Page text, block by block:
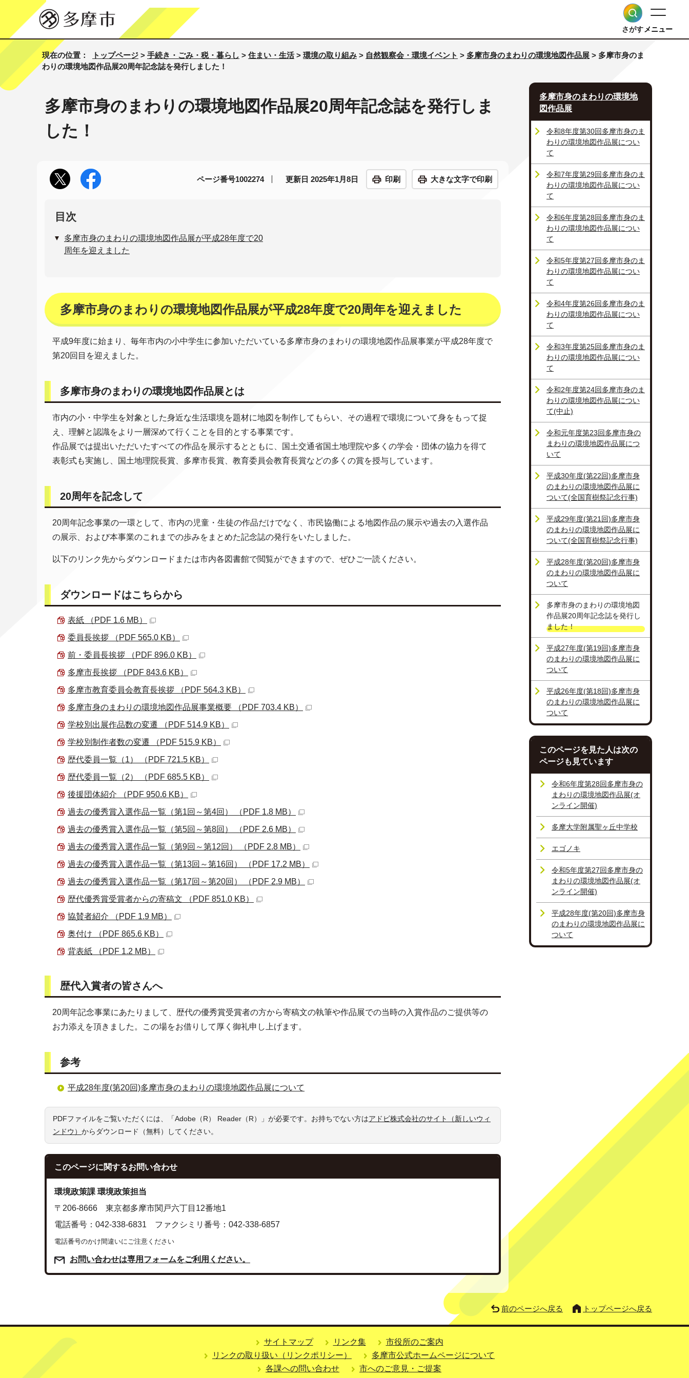
さがすメニュー
現在の位置： トップページ > 手続き・ごみ・税・暮らし > 住まい・生活> 環境の取り組み > 自然観察会・環境イベント > 多摩市身のまわりの環境地図作品展 > 多摩市身のま
わりの環境地図作品展20周年記念誌を発行しました！
多摩市身のまわりの環境地図作品展20周年記念誌を発行しま
した！
ページ番号1002274 更新日 2025年1月8日 印刷 大きな文字で印刷
目次
多摩市身のまわりの環境地図作品展が平成28年度で20
周年を迎えました
多摩市身のまわりの環境地図作品展が平成28年度で20周年を迎えました
平成9年度に始まり、毎年市内の小中学生に参加いただいている多摩市身のまわりの環境地図作品展事業が平成28年度で
第20回目を迎えました。
多摩市身のまわりの環境地図作品展とは
市内の小・中学生を対象とした身近な生活環境を題材に地図を制作してもらい、その過程で環境について身をもって捉
え、理解と認識をより一層深めて行くことを目的とする事業です。
作品展では提出いただいたすべての作品を展示するとともに、国土交通省国土地理院や多くの学会・団体の協力を得て
表彰式も実施し、国土地理院長賞、多摩市長賞、教育委員会教育長賞などの多くの賞を授与しています。
20周年を記念して
20周年記念事業の一環として、市内の児童・生徒の作品だけでなく、市民協働による地図作品の展示や過去の入選作品
の展示、および本事業のこれまでの歩みをまとめた記念誌の発行をいたしました。
以下のリンク先からダウンロードまたは市内各図書館で閲覧ができますので、ぜひご一読ください。
ダウンロードはこちらから
表紙 （PDF 1.6 MB）
委員長挨拶 （PDF 565.0 KB）
前・委員長挨拶 （PDF 896.0 KB）
多摩市長挨拶 （PDF 843.6 KB）
多摩市教育委員会教育長挨拶 （PDF 564.3 KB）
多摩市身のまわりの環境地図作品展事業概要 （PDF 703.4 KB）
学校別出展作品数の変遷 （PDF 514.9 KB）
学校別制作者数の変遷 （PDF 515.9 KB）
歴代委員一覧（1） （PDF 721.5 KB）
歴代委員一覧（2） （PDF 685.5 KB）
後援団体紹介 （PDF 950.6 KB）
過去の優秀賞入選作品一覧（第1回～第4回） （PDF 1.8 MB）
過去の優秀賞入選作品一覧（第5回～第8回） （PDF 2.6 MB）
過去の優秀賞入選作品一覧（第9回～第12回） （PDF 2.8 MB）
過去の優秀賞入選作品一覧（第13回～第16回） （PDF 17.2 MB）
過去の優秀賞入選作品一覧（第17回～第20回） （PDF 2.9 MB）
歴代優秀賞受賞者からの寄稿文 （PDF 851.0 KB）
協賛者紹介 （PDF 1.9 MB）
奥付け （PDF 865.6 KB）
背表紙 （PDF 1.2 MB）
歴代入賞者の皆さんへ
20周年記念事業にあたりまして、歴代の優秀賞受賞者の方から寄稿文の執筆や作品展での当時の入賞作品のご提供等の
お力添えを頂きました。この場をお借りして厚く御礼申し上げます。
参考
平成28年度(第20回)多摩市身のまわりの環境地図作品展について
PDFファイルをご覧いただくには、「Adobe（R） Reader（R）」が必要です。お持ちでない方はアドビ株式会社のサイト（新しいウィ
ンドウ） からダウンロード（無料）してください。
このページに関するお問い合わせ
環境政策課 環境政策担当
〒206-8666 東京都多摩市関戸六丁目12番地1
電話番号：042-338-6831 ファクシミリ番号：042-338-6857
電話番号のかけ間違いにご注意ください
お問い合わせは専用フォームをご利用ください。
多摩市身のまわりの環境地
図作品展
令和8年度第30回多摩市身のま
わりの環境地図作品展につい
て
令和7年度第29回多摩市身のま
わりの環境地図作品展につい
て
令和6年度第28回多摩市身のま
わりの環境地図作品展につい
て
令和5年度第27回多摩市身のま
わりの環境地図作品展につい
て
令和4年度第26回多摩市身のま
わりの環境地図作品展につい
て
令和3年度第25回多摩市身のま
わりの環境地図作品展につい
て
令和2年度第24回多摩市身のま
わりの環境地図作品展につい
て(中止)
令和元年度第23回多摩市身の
まわりの環境地図作品展につ
いて
平成30年度(第22回)多摩市身
のまわりの環境地図作品展に
ついて(全国育樹祭記念行事)
平成29年度(第21回)多摩市身
のまわりの環境地図作品展に
ついて(全国育樹祭記念行事)
平成28年度(第20回)多摩市身
のまわりの環境地図作品展に
ついて
多摩市身のまわりの環境地図
作品展20周年記念誌を発行し
ました！
平成27年度(第19回)多摩市身
のまわりの環境地図作品展に
ついて
平成26年度(第18回)多摩市身
のまわりの環境地図作品展に
ついて
このページを見た人は次の
ページも見ています
令和6年度第28回多摩市身の
まわりの環境地図作品展(オ
ンライン開催)
多摩大学附属聖ヶ丘中学校
エゴノキ
令和5年度第27回多摩市身の
まわりの環境地図作品展(オ
ンライン開催)
平成28年度(第20回)多摩市身
のまわりの環境地図作品展に
ついて
前のページへ戻る トップページへ戻る
サイトマップ リンク集
市役所のご案内
リンクの取り扱い（リンクポリシー）
多摩市公式ホームページについて
各課への問い合わせ
市へのご意見・ご提案